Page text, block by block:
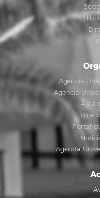
Agencia
Agencia
Área
Portal
Agenda